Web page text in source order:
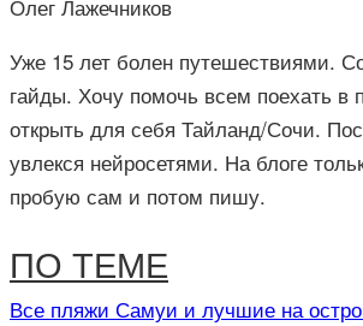
Олег Лажечников
Уже 15 лет болен путешествиями.
гайды. Хочу помочь всем поехать в
открыть для себя Тайланд/Сочи.
увлекся нейросетями. На блоге
пробую сам и потом пишу.
ПО ТЕМЕ
Все пляжи Самуи и лучшие на